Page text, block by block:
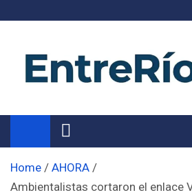
Noticias de Entre
Información de toda la provincia ahora
Home
AHORA
Ambientalistas cortaron el enlace